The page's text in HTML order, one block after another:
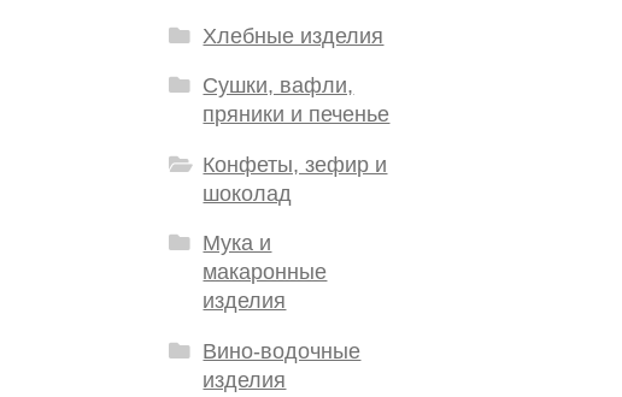
Хлебные изделия
Сушки, вафли,
пряники и печенье
Конфеты, зефир и
шоколад
Мука и
макаронные
изделия
Вино-водочные
изделия